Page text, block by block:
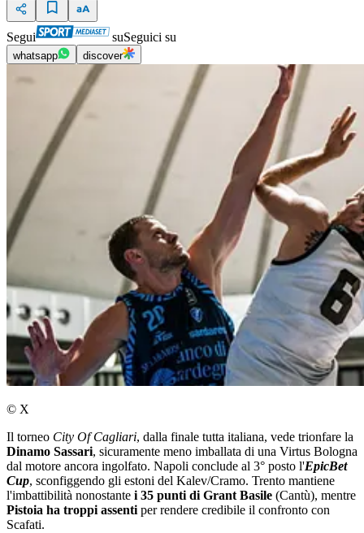
Segui suSeguici su
whatsapp discover
© X
Il torneo City Of Cagliari, dalla finale tutta italiana, vede trionfare la
Dinamo Sassari, sicuramente meno imballata di una Virtus Bologna
dal motore ancora ingolfato. Napoli conclude al 3° posto l'EpicBet
Cup, sconfiggendo gli estoni del Kalev/Cramo. Trento mantiene
l'imbattibilità nonostante i 35 punti di Grant Basile (Cantù), mentre
Pistoia ha troppi assenti per rendere credibile il confronto con
Scafati.